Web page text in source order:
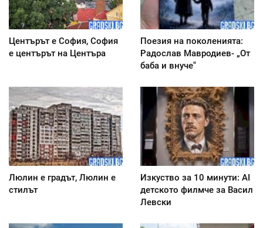
Центърът е София, София
е центърът на Центъра
Поезия на поколенията:
Радослав Мавродиев- „От
баба и внуче"
Люлин е градът, Люлин е
стилът
Изкуство за 10 минути: AI
детското филмче за Васил
Левски